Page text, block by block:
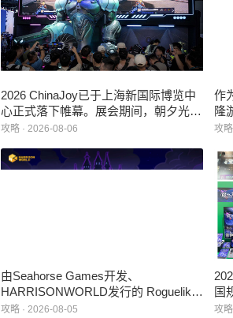
2026 ChinaJoy已于上海新国际博览中
心正式落下帷幕。展会期间，朝夕光年
旗下蓝海工作室自研的多英雄策略射击
相，并向玩家开放试玩。
攻略 · 2026-08-06
作
隆
德
罄
现
攻
由Seahorse Games开发、
HARRISONWORLD发行的 Roguelike
卡牌战棋游戏 《黑夜轮回》于2026年8
攻略 · 2026-08-05
国
馆
攻